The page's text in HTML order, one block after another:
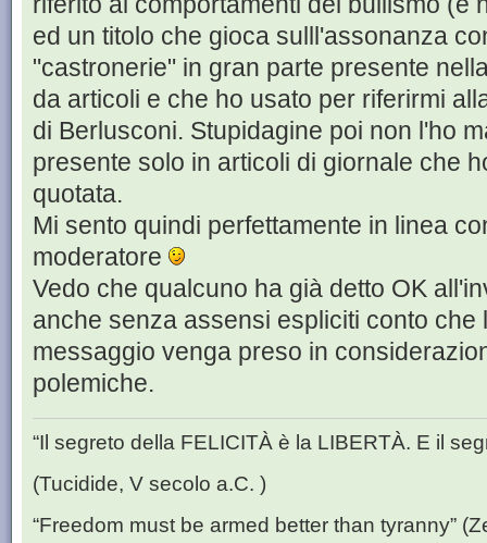
ed un titolo che gioca sulll'assonanza
"castronerie" in gran parte presente
da articoli e che ho usato per riferirmi
di Berlusconi. Stupidagine poi non l'ho
presente solo in articoli di giornale che
quotata.
Mi sento quindi perfettamente in linea
moderatore
Vedo che qualcuno ha già detto OK
anche senza assensi espliciti conto che
messaggio venga preso in
polemiche.
“Il segreto della FELICITÀ è la LIBERTÀ. E il
(Tucidide, V secolo a.C. )
“Freedom must be armed better than tyranny”